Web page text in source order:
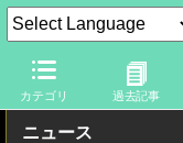
カテゴリ 過去記事
トラベル Watch 地域
ニュース